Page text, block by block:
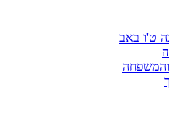
ט'ו באב